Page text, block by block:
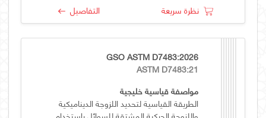
نظرة سريعة التفاصيل
GSO ASTM D7483:2026
ASTM D7483:21
مواصفة قياسية خليجية
الطريقة القياسية لتحديد اللزوجة الديناميكية